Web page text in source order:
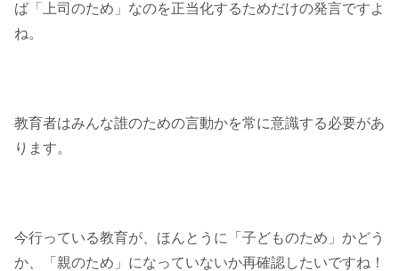
ば「上司のため」なのを正当化するためだけの発言ですよ
ね。
教育者はみんな誰のための言動かを常に意識する必要があ
ります。
今行っている教育が、ほんとうに「子どものため」かどう
か、「親のため」になっていないか再確認したいですね！